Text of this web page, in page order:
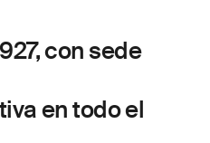
con sede
en todo el